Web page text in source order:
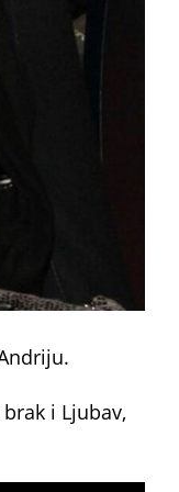
i Ljubav,